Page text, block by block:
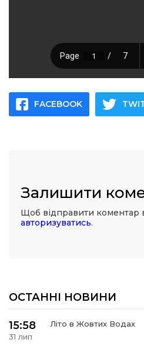
FACEBOOK
Залишити
Щоб відправити коментар
авторизуватись.
ОСТАННІ НОВИНИ
15:58
31 лип
Літо в Жовтих Водах